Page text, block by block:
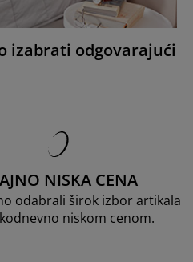
izabrati odgovarajući
NISKA CENA
odabrali širok izbor artikala
niskom cenom.